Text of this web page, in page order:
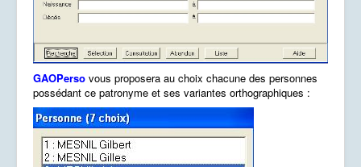
GAOPerso vous proposera au choix chacune des personnes
possédant ce patronyme et ses variantes orthographiques :